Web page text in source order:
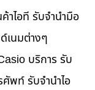
าไอที รับจำนำมือ
เนมต่างๆ
บริการ รับ
ศัพท์ รับจำนำไอ